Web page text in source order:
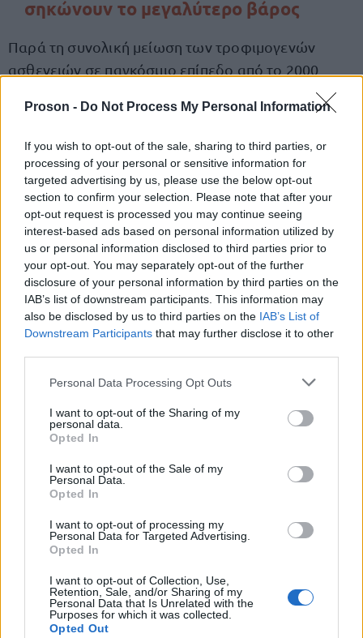
Proson - Do Not Process My Personal Information
If you wish to opt-out of the sale, sharing to third parties, or
processing of your personal or sensitive information for
targeted advertising by us, please use the below opt-out
section to confirm your selection. Please note that after your
opt-out request is processed you may continue seeing
interest-based ads based on personal information utilized by
us or personal information disclosed to third parties prior to
your opt-out. You may separately opt-out of the further
disclosure of your personal information by third parties on the
IAB’s list of downstream participants. This information may
also be disclosed by us to third parties on the IAB’s List of
Downstream Participants that may further disclose it to other
Please note that this website/app uses one or more Google
not limited to your visit or usage behaviour. You may click to
grant or deny consent to Google and its third-party tags to
use your data for below specified purposes in below Google
consent section.
Personal Data Processing Opt Outs
I want to opt-out of the Sharing of my
personal data.
Opted In
I want to opt-out of the Sale of my
Personal Data.
Opted In
I want to opt-out of processing my
Personal Data for Targeted Advertising.
Opted In
I want to opt-out of Collection, Use,
Retention, Sale, and/or Sharing of my
Personal Data that Is Unrelated with the
Purposes for which it was collected.
Opted Out
σηκώνουν το μεγαλύτερο βάρος
Παρά τη συνολική μείωση των τροφιμογενών
ασθενειών σε παγκόσμιο επίπεδο από το 2000
μέχρι σήμερα, οι ανισότητες μεταξύ των περιοχών
παραμένουν έντονες.
Οι περιοχές που πλήττονται περισσότερο είναι:
Αφρική
Νοτιοανατολική Ασία
Στις δύο αυτές γεωγραφικές ζώνες
καταγράφονται:
Περίπου το60% των συνολικών θανάτων
Κλιματική αλλαγή και μικροβιακή
αντοχή επιδεινώνουν το πρόβλημα
Οι ειδικοί προειδοποιούν ότι η κατάσταση
ενδέχεται να γίνει ακόμη πιο δύσκολη τα επόμενα
χρόνια.
Η αρμόδια του ΠΟΥ για θέματα ασφάλειας